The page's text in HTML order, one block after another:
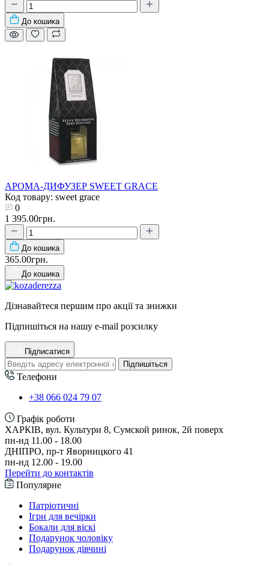
До кошика
АРОМА-ДИФУЗЕР SWEET GRACE
Код товару: sweet grace
0
1 395.00грн.
До кошика
365.00грн.
До кошика
Дізнавайтеся першим про акції та знижки
Підпишіться на нашу e-mail розсилку
Підписатися
Підпишіться
Телефони
+38 066 024 79 07
Графік роботи
ХАРКІВ, вул. Культури 8, Сумской ринок, 2й поверх
пн-нд 11.00 - 18.00
ДНІПРО, пр-т Яворницкого 41
пн-нд 12.00 - 19.00
Перейти до контактів
Популярне
Патріотичні
Ігри для вечірки
Бокали для віскі
Подарунок чоловіку
Подарунок дівчині